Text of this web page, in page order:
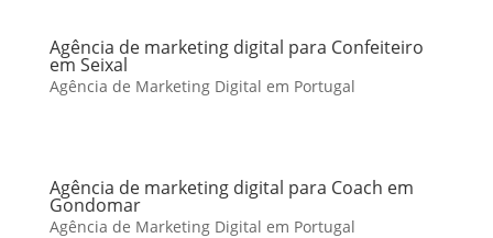
Agência de marketing digital para Confeiteiro
em Seixal
Agência de Marketing Digital em Portugal
Agência de marketing digital para Coach em
Gondomar
Agência de Marketing Digital em Portugal